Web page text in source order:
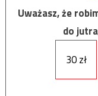
Uważasz, że
do
30 zł